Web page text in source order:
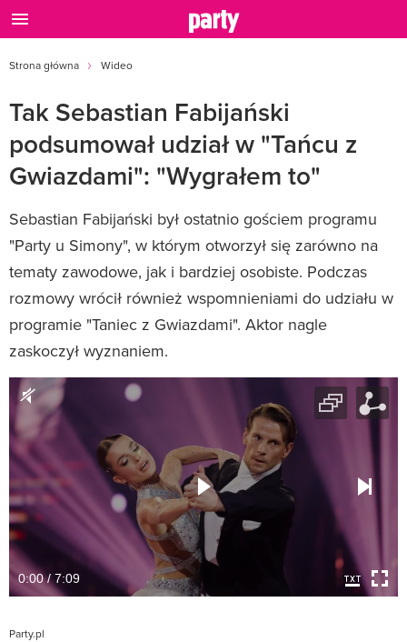
Strona główna Wideo
Tak Sebastian Fabijański
podsumował udział w "Tańcu z
Gwiazdami": "Wygrałem to"
Sebastian Fabijański był ostatnio gościem programu
"Party u Simony", w którym otworzył się zarówno na
tematy zawodowe, jak i bardziej osobiste. Podczas
rozmowy wrócił również wspomnieniami do udziału w
programie "Taniec z Gwiazdami". Aktor nagle
zaskoczył wyznaniem.
0:00 / 7:09
Party.pl